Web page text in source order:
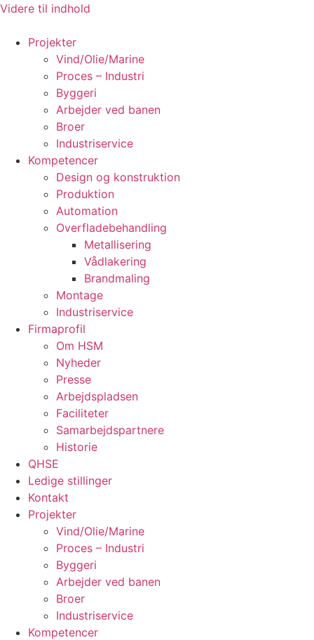
Videre til indhold
Projekter
Vind/Olie/Marine
Proces – Industri
Byggeri
Arbejder ved banen
Broer
Industriservice
Kompetencer
Design og konstruktion
Produktion
Automation
Overfladebehandling
Metallisering
Vådlakering
Brandmaling
Montage
Industriservice
Firmaprofil
Om HSM
Nyheder
Presse
Arbejdspladsen
Faciliteter
Samarbejdspartnere
Historie
QHSE
Ledige stillinger
Kontakt
Projekter
Vind/Olie/Marine
Proces – Industri
Byggeri
Arbejder ved banen
Broer
Industriservice
Kompetencer